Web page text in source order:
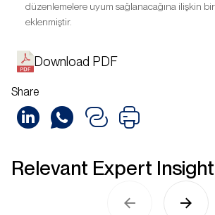
Download PDF
Share
düzenlemelere uyum sağlanacağına ilişkin
eklenmiştir.
Relevant Expert